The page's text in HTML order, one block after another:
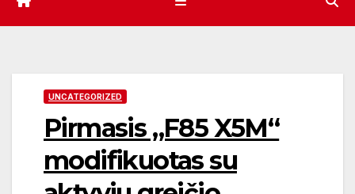
UNCATEGORIZED
Pirmasis „F85 X5M“
modifikuotas su